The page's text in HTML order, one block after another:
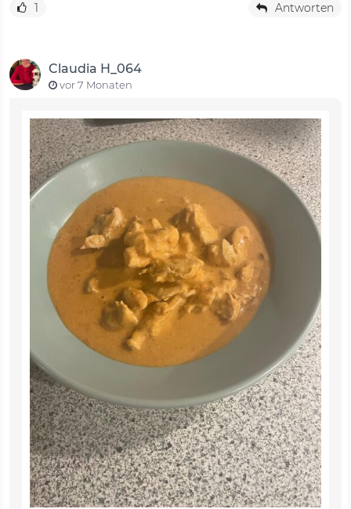
1 Antworten
Claudia H_064
vor 7 Monaten